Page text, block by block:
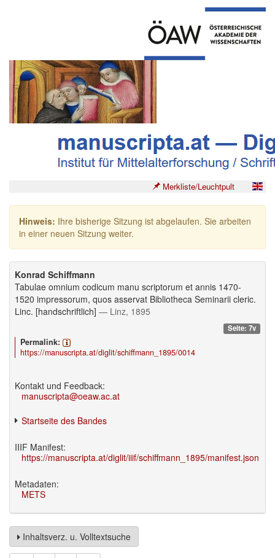
Merkliste/Leuchtpult
Hinweis: Ihre bisherige Sitzung ist abgelaufen. Sie arbeiten
in einer neuen Sitzung weiter.
Konrad Schiffmann
Tabulae omnium codicum manu scriptorum et annis 1470-
1520 impressorum, quos asservat Bibliotheca Seminarii cleric.
Linc. [handschriftlich] — Linz, 1895
Seite: 7v
Permalink:
https://manuscripta.at/diglit/schiffmann_1895/0014
Kontakt und Feedback:
manuscripta@oeaw.ac.at
Startseite des Bandes
IIIF Manifest:
https://manuscripta.at/diglit/iiif/schiffmann_1895/manifest.json
Metadaten:
METS
Inhaltsverz. u. Volltextsuche